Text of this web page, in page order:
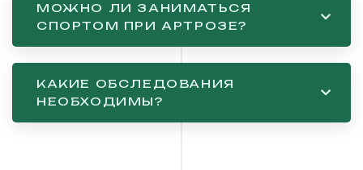
МОЖНО ЛИ ЗАНИМАТЬСЯ
СПОРТОМ ПРИ АРТРОЗЕ?
КАКИЕ ОБСЛЕДОВАНИЯ
НЕОБХОДИМЫ?